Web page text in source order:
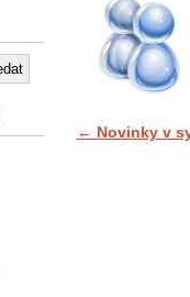
← Novinky v